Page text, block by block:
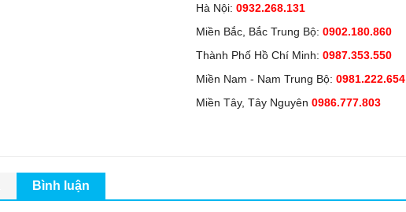
Hà Nội: 0932.268.131
Miền Bắc, Bắc Trung Bộ: 0902.180.860
Thành Phố Hồ Chí Minh: 0987.353.550
Miền Nam - Nam Trung Bộ: 0981.222.654
Miền Tây, Tây Nguyên 0986.777.803
Bình luận